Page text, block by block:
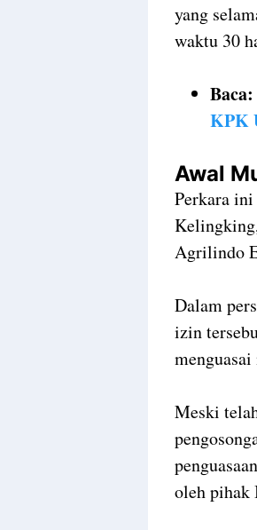
yang
waktu 30
Baca:
KPK
Awal
Perkara ini
Agrilindo
Dalam
izin
Meski
oleh pihak